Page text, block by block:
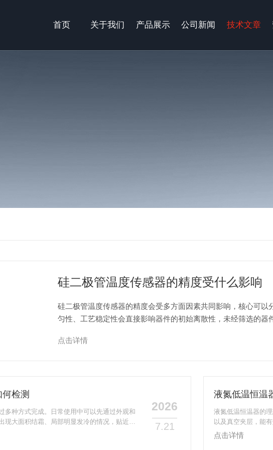
首页 关于我们 产品展示 公司新闻 技术文章
硅二极管温度传感器的精度受什么影响
硅二极管温度传感器的精度会受多方面因素共同影响，核心可
匀性、工艺稳定性会直接影响器件的初始离散性，未经筛选的
点击详情
检测
多种方式完成。日常使用中可以先通过外观和
现大面积结霜、局部明显发冷的情况，贴近罐
排查明显的真空失效问题。也可以用红外测温
通过表面温度的分布差异定位可能的漏点区
2026
7.21
液氮低温恒温
液氮低温恒温器的
以及真空夹层，能
作里，通常会先把
科研级别的液氮恒
点击详情